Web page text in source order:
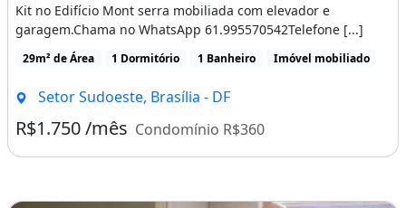
Kit no Edifício Mont serra mobiliada com elevador e
garagem.Chama no WhatsApp 61.995570542Telefone [...]
29m² de Área 1 Dormitório 1 Banheiro Imóvel mobiliado
Setor Sudoeste, Brasília - DF
R$1.750 /mês Condomínio R$360